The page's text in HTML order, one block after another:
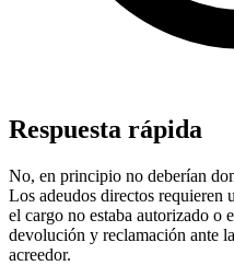
Respuesta rápida
No, en principio no deberían
Los adeudos directos requieren
el cargo no estaba autorizado o
devolución y reclamación ante
acreedor.